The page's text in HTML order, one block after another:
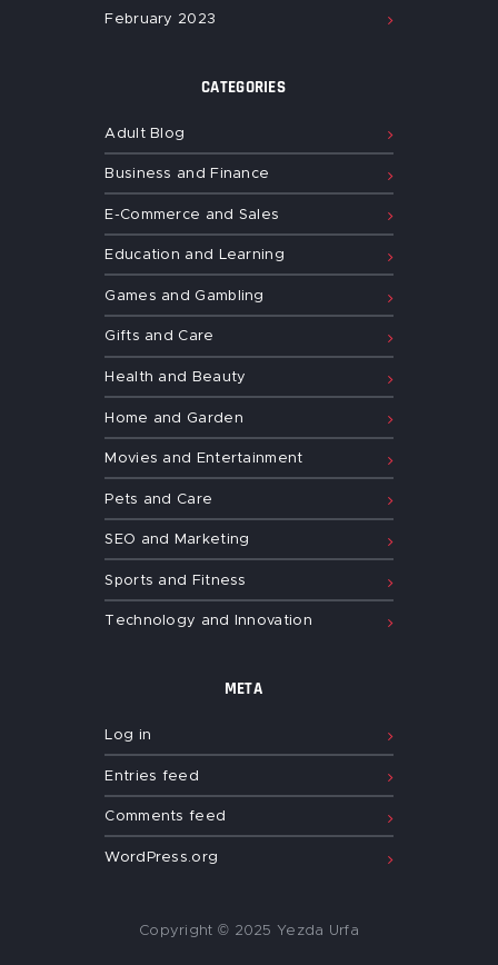
February 2023
CATEGORIES
Adult Blog
Business and Finance
E-Commerce and Sales
Education and Learning
Games and Gambling
Gifts and Care
Health and Beauty
Home and Garden
Movies and Entertainment
Pets and Care
SEO and Marketing
Sports and Fitness
Technology and Innovation
META
Log in
Entries feed
Comments feed
WordPress.org
Copyright © 2025 Yezda Urfa